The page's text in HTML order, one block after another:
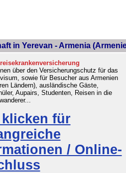
in Yerevan - Armenia
über den Versicherungschutz für das
sowie für Besucher aus Armenien
Ländern), ausländische Gäste,
Aupairs, Studenten, Reisen in die
für
/ Online-